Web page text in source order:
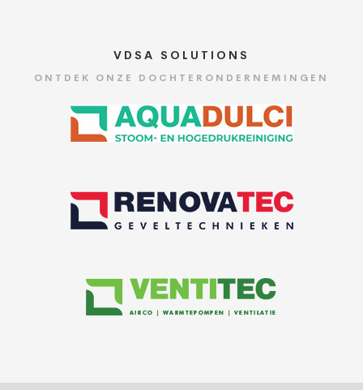
VDSA SOLUTIONS
ONTDEK ONZE DOCHTERONDERNEMINGEN